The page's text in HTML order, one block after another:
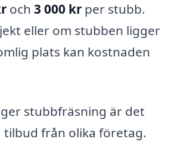
och 3 000 kr per stubb.
eller om stubben ligger
plats kan kostnaden
stubbfräsning är det
från olika företag.